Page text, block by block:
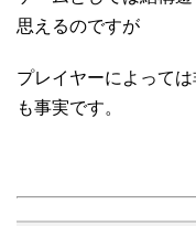
思えるのですが
プレイヤーによって
も事実です。